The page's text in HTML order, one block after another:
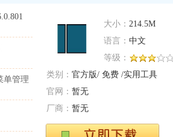
大小： 214.5M
语言： 中文
等级：
类别： 官方版/ 免费 /实用工具
官网： 暂无
厂商： 暂无
单管理